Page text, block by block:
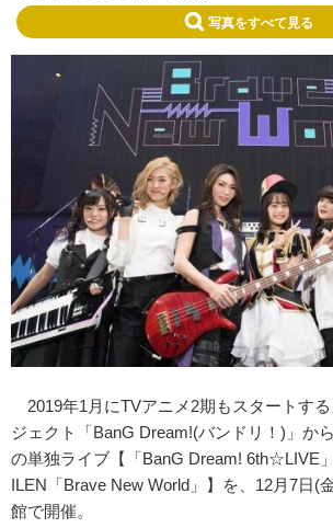
写真をすべて見る
2019年1月にTVアニメ2期もスタートす
ジェクト「BanG Dream!(バンドリ！)」か
の単独ライブ【「BanG Dream! 6th☆LIVE
ILEN「Brave New World」】を、12月7日(
館で開催。